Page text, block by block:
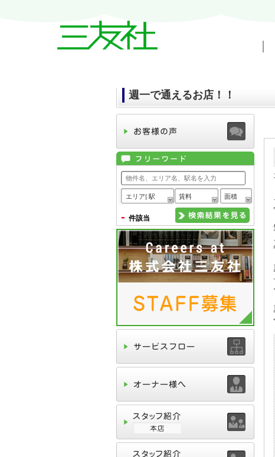
週一で通えるお店！！
エリア| 駅 賃料 面積
- 件該当